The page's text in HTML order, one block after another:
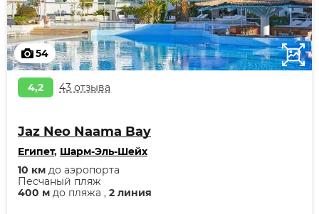
54
4,2 43 отзыва
Jaz Neo Naama Bay
Египет, Шарм-Эль-Шейх
400 м до пляжа , 2 линия
Песчаный пляж
10 км до аэропорта